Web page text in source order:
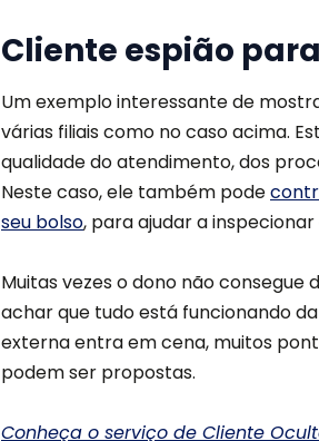
Cliente espião
Um exemplo interessante de
várias filiais como no caso acima.
qualidade do atendimento, dos
Neste caso, ele também pode
seu bolso, para ajudar a
Muitas vezes o dono não
achar que tudo está funcionando
externa entra em cena, muitos
podem ser propostas.
Conheça o serviço de Cliente